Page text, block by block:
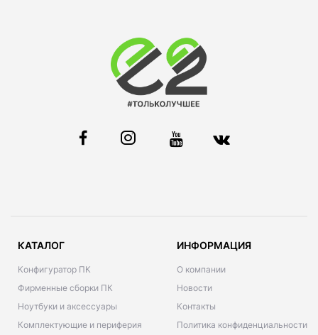
КАТАЛОГ
Конфигуратор ПК
Фирменные сборки ПК
Ноутбуки и аксессуары
Комплектующие и периферия
ИНФОРМАЦИЯ
О компании
Новости
Контакты
Политика конфиденциальности